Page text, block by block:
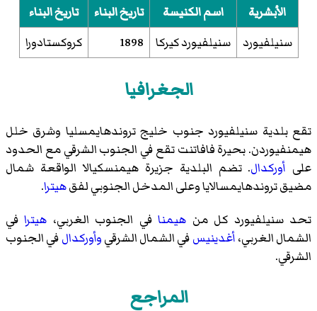
الأبشرية اسم الكنيسة تاريخ البناء
تاريخ البناء
سنيلفيورد
سنيلفيورد كيركا 1898 كروكستادورا
الجغرافيا
تقع بلدية سنيلفيورد جنوب خليج تروندهايمسليا وشرق خلل
هيمنفيوردن. بحيرة فافاتنت تقع في الجنوب الشرقي مع الحدود
على أوركدال. تضم البلدية جزيرة هيمنسكيالا الواقعة شمال
مضيق تروندهايمسالايا وعلى المدخل الجنوبي لفقهيترا.
تحد سنيلفيورد كل من هيمنافي الجنوب الغربي، هيترافي
الشمال الغربي،أغدينيسفي الشمال الشرقيوأوركدالفي الجنوب
الشرقي.
المراجع